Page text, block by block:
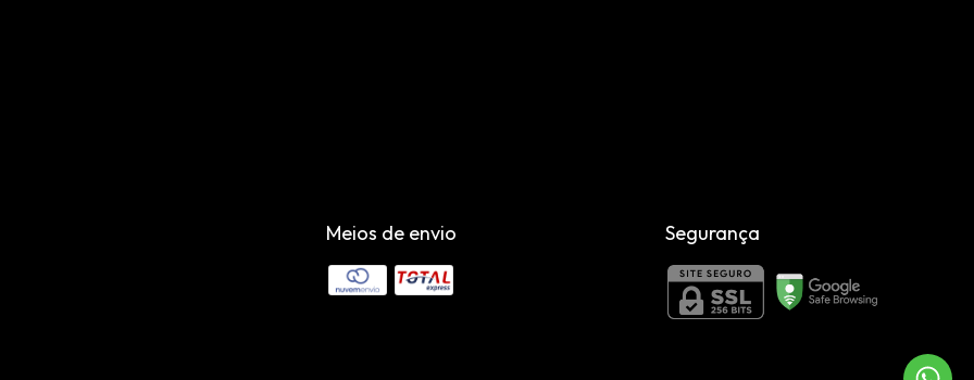
Meios de envio Segurança